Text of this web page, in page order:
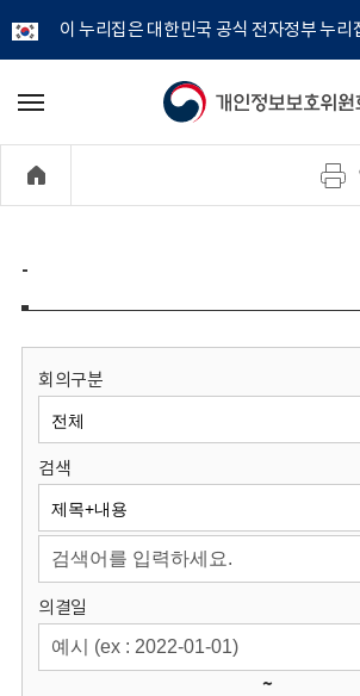
이 누리집은 대한민국 공식 전자정부 누리
개
정
보
원
회
메
기
-
회의구분
검색
의결일
~